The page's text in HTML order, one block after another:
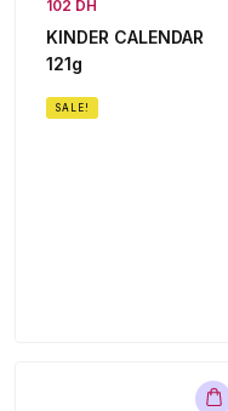
102 DH
KINDER CALENDAR
121g
SALE!